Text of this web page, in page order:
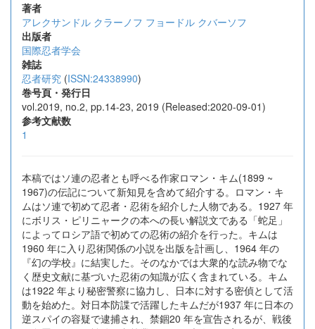
著者
アレクサンドル クラーノフ フョードル クバーソフ
出版者
国際忍者学会
雑誌
忍者研究 (ISSN:24338990)
巻号頁・発行日
vol.2019, no.2, pp.14-23, 2019 (Released:2020-09-01)
参考文献数
1
本稿ではソ連の忍者とも呼べる作家ロマン・キム(1899 ~
1967)の伝記について新知見を含めて紹介する。ロマン・キ
ムはソ連で初めて忍者・忍術を紹介した人物である。1927 年
にボリス・ピリニャークの本への長い解説文である「蛇足」
によってロシア語で初めての忍術の紹介を行った。キムは
1960 年に入り忍術関係の小説を出版を計画し、1964 年の
『幻の学校』に結実した。そのなかでは大衆的な読み物でな
く歴史文献に基づいた忍術の知識が広く含まれている。キム
は1922 年より秘密警察に協力し、日本に対する密偵として活
動を始めた。対日本防諜で活躍したキムだが1937 年に日本の
逆スパイの容疑で逮捕され、禁錮20 年を宣告されるが、戦後